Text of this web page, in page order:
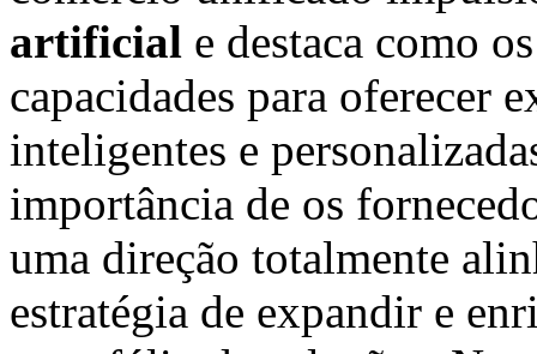
artificial e destaca como
capacidades para oferecer
inteligentes e
importância de os
uma direção totalmente
estratégia de expandir e